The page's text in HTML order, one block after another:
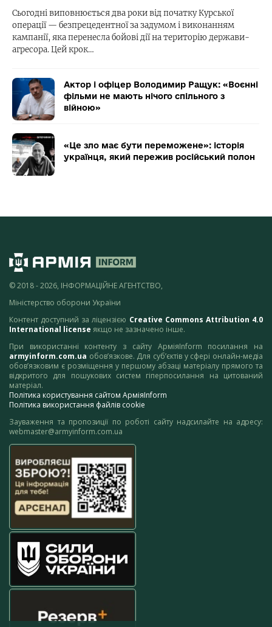
Сьогодні виповнюється два роки від початку Курської
операції — безпрецедентної за задумом і виконанням
кампанії, яка перенесла бойові дії на територію держави-
агресора. Цей крок…
Актор і офіцер Володимир Ращук: «Воєнні
фільми не мають нічого спільного з
війною»
«Це зло має бути переможене»: історія
українця, який пережив російський полон
© 2018 - 2026, ІНФОРМАЦІЙНЕ АГЕНТСТВО,
Міністерство оборони України
Контент доступний за ліцензією Creative Commons Attribution 4.0
International license якщо не зазначено інше.
При використанні контенту з сайту АрміяInform посилання на
armyinform.com.ua обов’язкове. Для суб’єктів у сфері онлайн-медіа
обов’язковим є розміщення у першому абзаці матеріалу прямого та
відкритого для пошукових систем гіперпосилання на цитований
матеріал.
Політика користування сайтом АрміяInform
Політика використання файлів cookie
Зауваження та пропозиції по роботі сайту надсилайте на адресу:
webmaster@armyinform.com.ua